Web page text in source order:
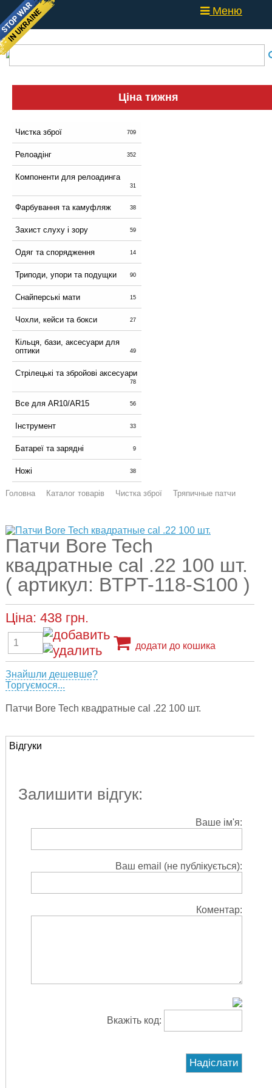
Меню
Ціна тижня
Чистка зброї 709
Релоадінг 352
Компоненти для релоадинга
31
Фарбування та камуфляж 38
Захист слуху і зору 59
Одяг та спорядження 14
Триподи, упори та подущки 90
Снайперські мати 15
Чохли, кейси та бокси 27
Кільця, бази, аксесуари для
оптики
49
Стрілецькі та збройові аксесуари
78
Все для AR10/AR15 56
Інструмент 33
Батареї та зарядні 9
Ножі 38
Головна Каталог товарів Чистка зброї Тряпичные патчи
Патчи Bore Tech
квадратные cal .22 100 шт.
( артикул: BTPT-118-S100 )
Ціна: 438 грн.
додати до кошика
Знайшли дешевше?
Торгуємося...
Патчи Bore Tech квадратные cal .22 100 шт.
Відгуки
Залишити відгук:
Ваше ім'я:
Ваш email (не публікується):
Коментар:
Вкажіть код: